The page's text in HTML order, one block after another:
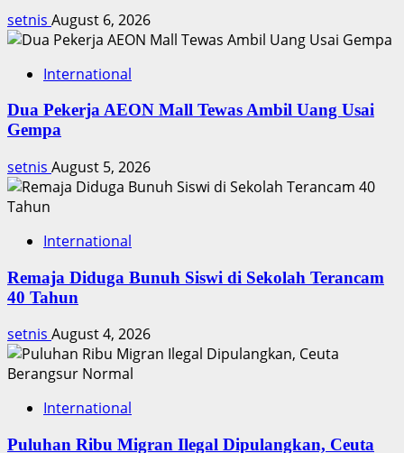
Lipat
Baru
setnis August 6, 2026
International
Dua Pekerja AEON Mall Tewas Ambil Uang Usai
Gempa
setnis August 5, 2026
International
Remaja Diduga Bunuh Siswi di Sekolah Terancam
40 Tahun
setnis August 4, 2026
International
Puluhan Ribu Migran Ilegal Dipulangkan, Ceuta